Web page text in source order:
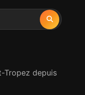
Tropez depuis